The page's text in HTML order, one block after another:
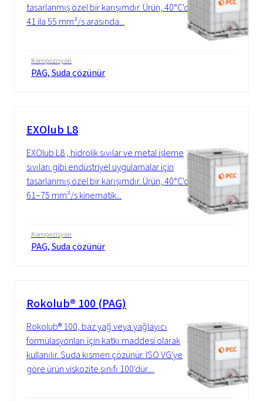
tasarlanmış özel bir karışımdır. Ürün, 40°C'de
41 ila 55 mm²/s arasında...
Kompozisyon
PAG, Suda çözünür
EXOlub L8
EXOlub L8 , hidrolik sıvılar ve metal işleme
sıvıları gibi endüstriyel uygulamalar için
tasarlanmış özel bir karışımdır. Ürün, 40°C'de
61–75 mm²/s kinematik...
Kompozisyon
PAG, Suda çözünür
Rokolub® 100 (PAG)
Rokolub® 100, baz yağ veya yağlayıcı
formülasyonları için katkı maddesi olarak
kullanılır. Suda kısmen çözünür. ISO VG'ye
göre ürün viskozite sınıfı 100'dür....